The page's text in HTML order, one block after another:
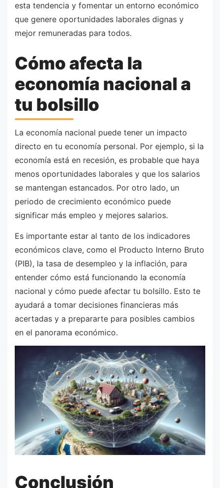
esta tendencia y fomentar un entorno económico
que genere oportunidades laborales dignas y
mejor remuneradas para todos.
Cómo afecta la
economía nacional a
tu bolsillo
La economía nacional puede tener un impacto
directo en tu economía personal. Por ejemplo, si la
economía está en recesión, es probable que haya
menos oportunidades laborales y que los salarios
se mantengan estancados. Por otro lado, un
periodo de crecimiento económico puede
significar más empleo y mejores salarios.
Es importante estar al tanto de los indicadores
económicos clave, como el Producto Interno Bruto
(PIB), la tasa de desempleo y la inflación, para
entender cómo está funcionando la economía
nacional y cómo puede afectar tu bolsillo. Esto te
ayudará a tomar decisiones financieras más
acertadas y a prepararte para posibles cambios
en el panorama económico.
Conclusión